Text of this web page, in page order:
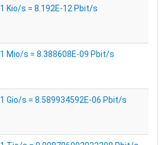
1 Kio/s = 8.192E-12 Pbit/s
1 Mio/s = 8.388608E-09 Pbit/s
1 Gio/s = 8.589934592E-06 Pbit/s